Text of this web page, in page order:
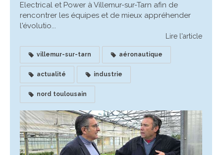
Electrical et Power à Villemur-sur-Tarn afin de
rencontrer les équipes et de mieux appréhender
l'évolutio...
Lire l'article
villemur-sur-tarn aéronautique
actualité industrie
nord toulousain